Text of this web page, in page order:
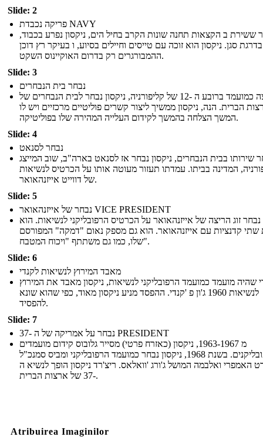
Slide: 2
פריקה נכבדת NAVY
ששירת ב הקצאות תחנה שונות הקרב בחיל הים, ניקסון נפרע בכבוד,
סגן. ניקסון הוא זוכה עם טייסים וחיילים בסיוע, ו בעיקר רץ דוכן
ההמבורגרים רק בדרום האוקיינוס ​​השקט.
Slide: 3
נבחר בית הנבחרים
ריצה כמועמד ברובע ה -12 של קליפורניה, ניקסון נבחר לבית הנבחרים של
הברית. הנה, ניקסון ממשיך ליצור קשרים פוליטיים מרכזיים ויש לו
המשך הצלחה בהמשך לקידום העלייה המהירה שלו בפוליטיקה.
Slide: 4
נבחר לסנאט
שירותו בבית הנבחרים, ניקסון נבחר אז לסנאט בארה"ב, שוב המייצג
המדינה בביתו. עמדתו תעזור מעוטה אותו על הכרטיס לנשיאות
של דווייט אייזנהאואר.
Slide: 5
נבחר של אייזנהאואר VICE PRESIDENT
נבחר זוג הריצה של אייזנהאואר על הכרטיס הרפובליקני לנשיאות. הוא
שתי קדנציות עם אייזנהאואר. הוא גם מספק נאום "דמקה" המפורסם
שלו, כמו גם משתתף "ויכוח המטבח".
Slide: 6
מאבד המירוץ לנשיאות לקנדי
שהיה מועמד כמועמד הרפובליקני לנשיאות, ניקסון מאבד את המירוץ
לנשיאות 1960 ג'ון פ 'קנדי. ההפסד מניע ניקסון מאוד, כפי שהוא שונא
להפסיד.
Slide: 7
נבחר על אמריקה של ה -37 PRESIDENT
מ 1963-1967, ניקסון (כאזרח פרטי) מסייר גלובוס קידום מועמדים
רפובליקנים. בשנת 1968, ניקסון נבחר כמועמד הרפובליקני ומביס סמנכ"ל
האמפרי ואלבמה המושל ג'ורג 'וואלאס. ריצ'רד ניקסון הופך לנשיא ה
-37 של ארצות הברית.
Atribuirea Imaginilor